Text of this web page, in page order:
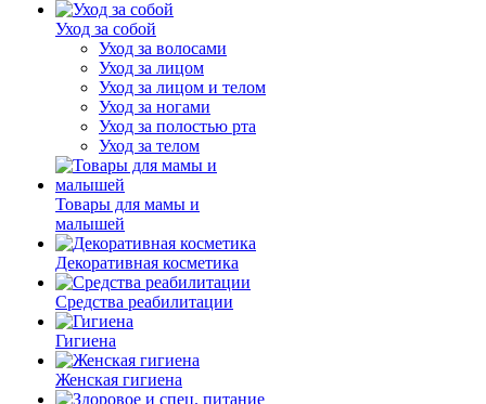
Уход за собой
Уход за волосами
Уход за лицом
Уход за лицом и телом
Уход за ногами
Уход за полостью рта
Уход за телом
Товары для мамы и
малышей
Декоративная косметика
Средства реабилитации
Гигиена
Женская гигиена